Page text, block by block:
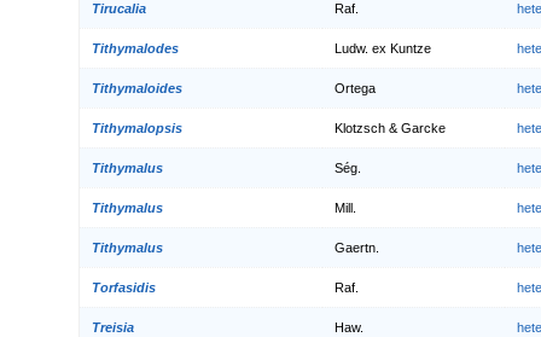
Tirucalia Raf.
Tithymalodes Ludw. ex Kuntze
Tithymaloides Ortega
Tithymalopsis Klotzsch & Garcke
Tithymalus Ség.
Tithymalus Mill.
Tithymalus Gaertn.
Torfasidis Raf.
Treisia Haw.